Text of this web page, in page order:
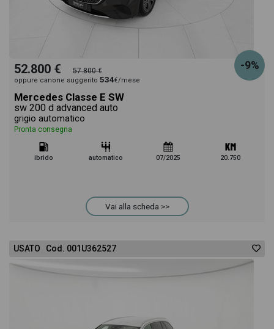
-9%
52.800 € 57.800 €
oppure canone suggerito 534€/mese
Mercedes Classe E SW
sw 200 d advanced auto
grigio automatico
Pronta consegna
ibrido automatico 07/2025 20.750
Vai alla scheda >>
USATO Cod. 001U362527